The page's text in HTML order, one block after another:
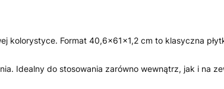
kolorystyce. Format 40,6×61×1,2 cm to klasyczna
Idealny do stosowania zarówno wewnątrz, jak i na